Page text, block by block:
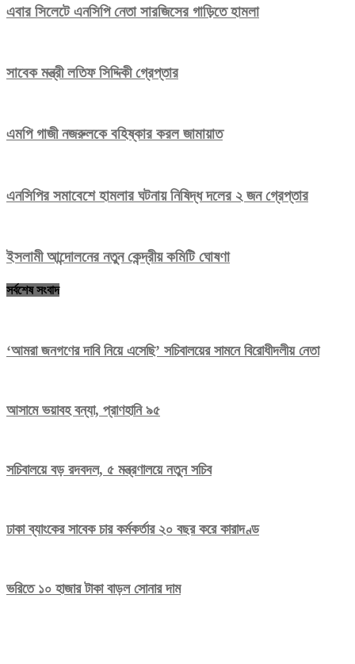
এবার সিলেটে এনসিপি নেতা সারজিসের গাড়িতে হামলা
সাবেক মন্ত্রী লতিফ সিদ্দিকী গ্রেপ্তার
এমপি গাজী নজরুলকে বহিষ্কার করল জামায়াত
এনসিপির সমাবেশে হামলার ঘটনায় নিষিদ্ধ দলের ২ জন গ্রেপ্তার
ইসলামী আন্দোলনের নতুন কেন্দ্রীয় কমিটি ঘোষণা
সর্বশেষ সংবাদ
‘আমরা জনগণের দাবি নিয়ে এসেছি’ সচিবালয়ের সামনে বিরোধীদলীয় নেতা
আসামে ভয়াবহ বন্যা, প্রাণহানি ৯৫
সচিবালয়ে বড় রদবদল, ৫ মন্ত্রণালয়ে নতুন সচিব
ঢাকা ব্যাংকের সাবেক চার কর্মকর্তার ২০ বছর করে কারাদণ্ড
ভরিতে ১০ হাজার টাকা বাড়ল সোনার দাম